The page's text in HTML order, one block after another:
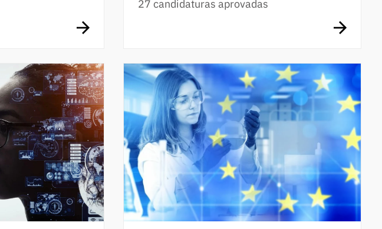
27 candidaturas aprovadas